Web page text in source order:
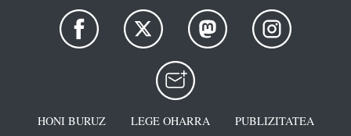
HONI BURUZ LEGE OHARRA
PUBLIZITATEA